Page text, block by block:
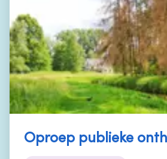
Oproep publieke